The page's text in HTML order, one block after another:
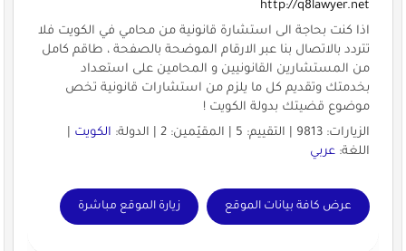
http://q8lawyer.net
اذا كنت بحاجة الى استشارة قانونية من محامي في الكويت فلا
تتردد بالاتصال بنا عبر الارقام الموضحة بالصفحة ، طاقم كامل
من المستشارين القانونيين و المحامين على استعداد
بخدمتك وتقديم كل ما يلزم من استشارات قانونية تخص
موضوع قضيتك بدولة الكويت !
الزيارات: 9813 | التقييم: 5 | المقيّمين: 2 | الدولة:
الكويت|
اللغة: عربي
عرض كافة بيانات الموقع زيارة الموقع مباشرة